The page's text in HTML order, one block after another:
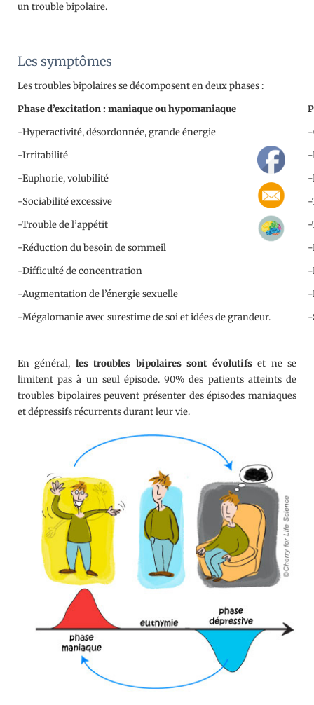
un trouble bipolaire.
Les symptômes
Les troubles bipolaires se décomposent en deux phases :
Phase d’excitation : maniaque ou hypomaniaque
-Hyperactivité, désordonnée, grande énergie
-Irritabilité
-Euphorie, volubilité
-Sociabilité excessive
-Trouble de l’appétit
-Réduction du besoin de sommeil
-Difficulté de concentration
-Augmentation de l’énergie sexuelle
-Mégalomanie avec surestime de soi et idées de grandeur.
-
-
-
-
-
-
-
-
-
En général, les troubles bipolaires sont évolutifset ne se
limitent pas à un seul épisode. 90% des patients atteints de
troubles bipolaires peuvent présenter des épisodes maniaques
et dépressifs récurrents durant leur vie.